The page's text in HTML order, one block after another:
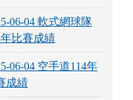
06-04 軟式網球隊
年比賽成績
06-04 空手道114年
成績